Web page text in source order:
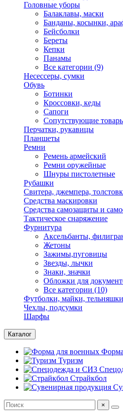
Головные уборы
Балаклавы, маски
Банданы, косынки,
Бейсболки
Береты
Кепки
Панамы
Все категории (9)
Несессеры, сумки
Обувь
Ботинки
Кроссовки, кеды
Сапоги
Сопутствующие
Перчатки, рукавицы
Планшеты
Ремни
Ремень армейский
Ремни оружейные
Шнуры пистолетные
Рубашки
Свитера, джемпера,
Средства маскировки
Средства самозащиты и
Тактическое снаряжение
Фурнитура
Аксельбанты,
Жетоны
Зажимы,пуговицы
Звезды, лычки
Знаки, значки
Обложки для
Все категории (10)
Футболки, майки, тельняшки
Чехлы, подсумки
Шарфы
Каталог
Туризм
Страйкбол
×